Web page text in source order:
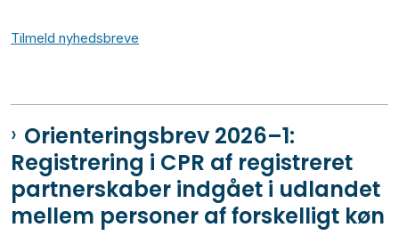
Tilmeld nyhedsbreve
Orienteringsbrev 2026–1:
Registrering i CPR af registreret
partnerskaber indgået i udlandet
mellem personer af forskelligt køn